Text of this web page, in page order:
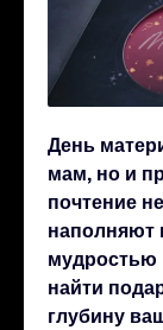
День
мам, но и
почтение
мудростью
найти
глубину